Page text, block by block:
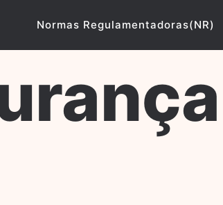
Normas Regulamentadoras(NR)